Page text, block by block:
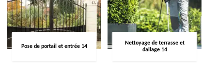
Pose de portail et entrée 14
Nettoyage de terrasse et
dallage 14